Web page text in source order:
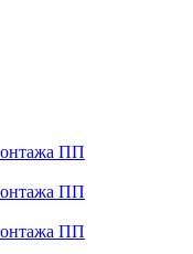
ПП
ПП
ПП